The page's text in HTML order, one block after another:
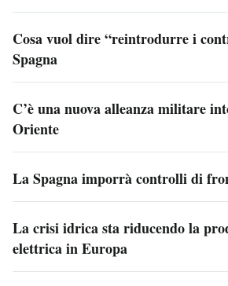
Cosa vuol dire “reintrodurre i
Spagna
C’è una nuova alleanza militare
Oriente
La Spagna imporrà controlli di
La crisi idrica sta riducendo la
elettrica in Europa